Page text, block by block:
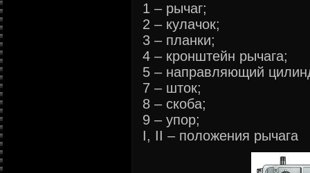
1 – рычаг;
2 – кулачок;
3 – планки;
4 – кронштейн рычага;
5 – направляющий
7 – шток;
8 – скоба;
9 – упор;
I, II – положения рычага